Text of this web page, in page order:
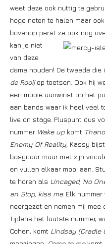
weet deze ook nuttig te
hoge noten te halen maar
bovenop perst ze ook nog
kan je niet
van deze
dame houden! De tweede
de Rooijop toetsen. Ook hij
een mooie aanwinst op het
aan bands waar ik heel veel
live on stage. Pluspunt dus
nummer Wake up komt
Enemy Of Reality, Kassy
basgitaar maar met zijn
en vullen elkaar mooi aan.
te horen als Uncaged, No
en Stop, kiss me. Elk
neergezet en nemen mij mee
Tijdens het laatste nummer,
Cohen, komt Lindsay (Cradle